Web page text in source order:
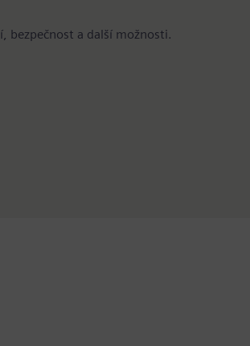
bezpečnost a další možnosti.